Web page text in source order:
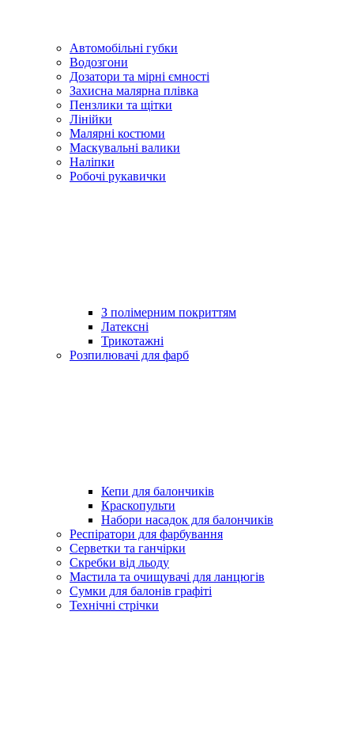
Автомобільні губки
Водозгони
Дозатори та мірні ємності
Захисна малярна плівка
Пензлики та щітки
Лінійки
Малярні костюми
Маскувальні валики
Наліпки
Робочі рукавички
З полімерним покриттям
Латексні
Трикотажні
Розпилювачі для фарб
Кепи для балончиків
Краскопульти
Набори насадок для балончиків
Респіратори для фарбування
Серветки та ганчірки
Скребки від льоду
Мастила та очищувачі для ланцюгів
Сумки для балонів графіті
Технічні стрічки